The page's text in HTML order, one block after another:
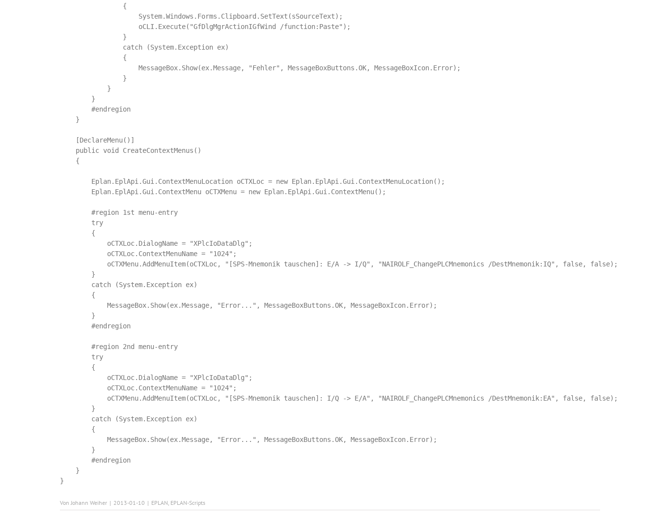
                {
                    System.Windows.Forms.Clipboard.SetText(sSourceText);
                    oCLI.Execute("GfDlgMgrActionIGfWind /function:Paste");
                }
                catch (System.Exception ex)
                {
                    MessageBox.Show(ex.Message, "Fehler", MessageBoxButtons.OK, MessageBoxIcon.Error);
                }
            }
        }
        #endregion
    }
    [DeclareMenu()]
    public void CreateContextMenus()
    {
        Eplan.EplApi.Gui.ContextMenuLocation oCTXLoc = new Eplan.EplApi.Gui.ContextMenuLocation();
        Eplan.EplApi.Gui.ContextMenu oCTXMenu = new Eplan.EplApi.Gui.ContextMenu();
        #region 1st menu-entry
        try
        {
            oCTXLoc.DialogName = "XPlcIoDataDlg";
            oCTXLoc.ContextMenuName = "1024";
            oCTXMenu.AddMenuItem(oCTXLoc, "[SPS-Mnemonik tauschen]: E/A -> I/Q", "NAIROLF_ChangePLCMnemonics /DestMnemonik:IQ", false, false);
        }
        catch (System.Exception ex)
        {
            MessageBox.Show(ex.Message, "Error...", MessageBoxButtons.OK, MessageBoxIcon.Error);
        }
        #endregion
        #region 2nd menu-entry
        try
        {
            oCTXLoc.DialogName = "XPlcIoDataDlg";
            oCTXLoc.ContextMenuName = "1024";
            oCTXMenu.AddMenuItem(oCTXLoc, "[SPS-Mnemonik tauschen]: I/Q -> E/A", "NAIROLF_ChangePLCMnemonics /DestMnemonik:EA", false, false);
        }
        catch (System.Exception ex)
        {
            MessageBox.Show(ex.Message, "Error...", MessageBoxButtons.OK, MessageBoxIcon.Error);
        }
        #endregion
    }
}
Von Johann Weiher | 2013-01-10 | EPLAN EPLAN-Scripts